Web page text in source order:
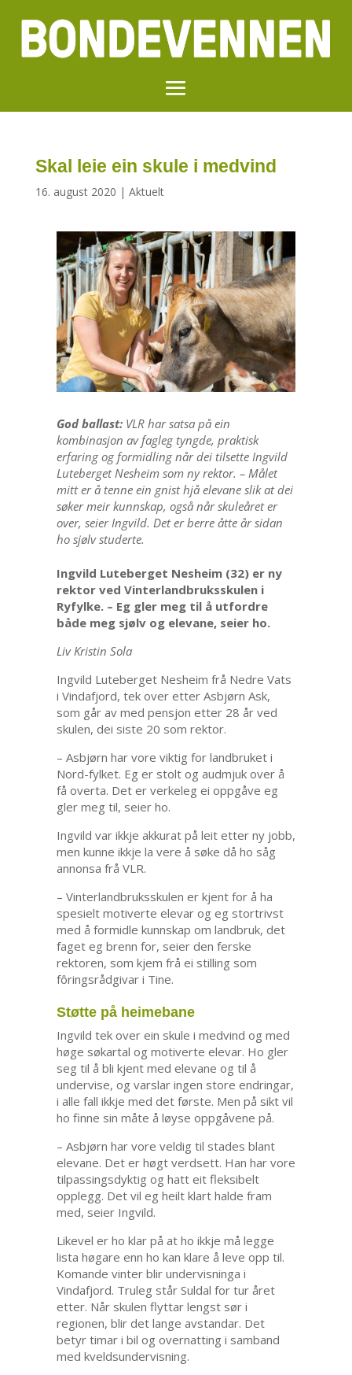
Skal leie ein skule i medvind
16. august 2020 | Aktuelt
God ballast:VLR har satsa på ein
kombinasjon av fagleg tyngde, praktisk
erfaring og formidling når dei tilsette Ingvild
Luteberget Nesheim som ny rektor. – Målet
mitt er å tenne ein gnist hjå elevane slik at dei
søker meir kunnskap, også når skuleåret er
over, seier Ingvild. Det er berre åtte år sidan
ho sjølv studerte.
Ingvild Luteberget Nesheim (32) er ny
rektor ved Vinterlandbruksskulen i
Ryfylke. – Eg gler meg til å utfordre
både meg sjølv og elevane, seier ho.
Liv Kristin Sola
Ingvild Luteberget Nesheim frå Nedre Vats
i Vindafjord, tek over etter Asbjørn Ask,
som går av med pensjon etter 28 år ved
skulen, dei siste 20 som rektor.
– Asbjørn har vore viktig for landbruket i
Nord-fylket. Eg er stolt og audmjuk over å
få overta. Det er verkeleg ei oppgåve eg
gler meg til, seier ho.
Ingvild var ikkje akkurat på leit etter ny jobb,
men kunne ikkje la vere å søke då ho såg
annonsa frå VLR.
– Vinterlandbruksskulen er kjent for å ha
spesielt motiverte elevar og eg stortrivst
med å formidle kunnskap om landbruk, det
faget eg brenn for, seier den ferske
rektoren, som kjem frå ei stilling som
fôringsrådgivar i Tine.
Støtte på heimebane
Ingvild tek over ein skule i medvind og med
høge søkartal og motiverte elevar. Ho gler
seg til å bli kjent med elevane og til å
undervise, og varslar ingen store endringar,
i alle fall ikkje med det første. Men på sikt vil
ho finne sin måte å løyse oppgåvene på.
– Asbjørn har vore veldig til stades blant
elevane. Det er høgt verdsett. Han har vore
tilpassingsdyktig og hatt eit fleksibelt
opplegg. Det vil eg heilt klart halde fram
med, seier Ingvild.
Likevel er ho klar på at ho ikkje må legge
lista høgare enn ho kan klare å leve opp til.
Komande vinter blir undervisninga i
Vindafjord. Truleg står Suldal for tur året
etter. Når skulen flyttar lengst sør i
regionen, blir det lange avstandar. Det
betyr timar i bil og overnatting i samband
med kveldsundervisning.